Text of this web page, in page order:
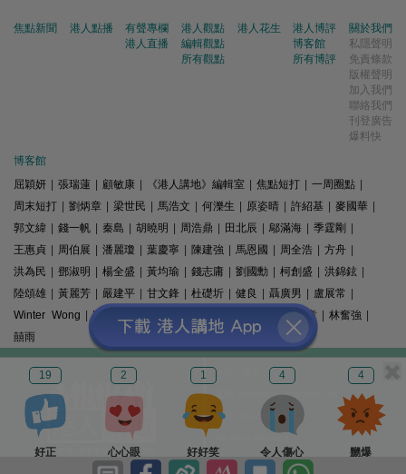
19
好正
2
心心眼
1
好好笑
4
令人傷心
4
嬲爆
焦點新聞 港人點播
有聲專欄
港人直播
港人觀點
編輯觀點
所有觀點
港人花生
港人博評
博客館
所有博評
關於我們
私隱聲明
免責條款
版權聲明
加入我們
聯絡我們
刊登廣告
爆料快
博客館
屈穎妍
張瑞蓮 顧敏康 《港人講地》編輯室 焦點短打 一周圈點
周末短打
劉炳章 梁世民 馬浩文 何濼生 原姿晴 許紹基 麥國華
郭文緯
錢一帆 秦島 胡曉明 周浩鼎 田北辰 鄔滿海 季霆剛
王惠貞
周伯展 潘麗瓊 葉慶寧 陳建強 馬恩國 周全浩 方舟
洪為民
鄧淑明 楊全盛 黃均瑜 錢志庸 劉國勳 柯創盛 洪錦鉉
陸頌雄
黃麗芳 嚴建平 甘文鋒 杜礎圻 健良 聶廣男 盧展常
Winter Wong
K2 梁文新 羅崑 姚銘 精選文章 林奮強
囍雨
© 港人講地
電郵: speakout@speakout.hk
傳真: 85228041301
版權所有 不得轉載